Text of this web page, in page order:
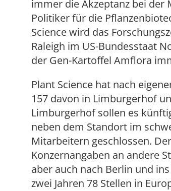
immer die Akzeptanz bei der
Politiker für die
Science wird das
Raleigh im US-Bundesstaat
der Gen-Kartoffel Amflora
Plant Science hat nach
157 davon in Limburgerhof
Limburgerhof sollen es
neben dem Standort im
Mitarbeitern geschlossen.
Konzernangaben an andere
aber auch nach Berlin und
zwei Jahren 78 Stellen in